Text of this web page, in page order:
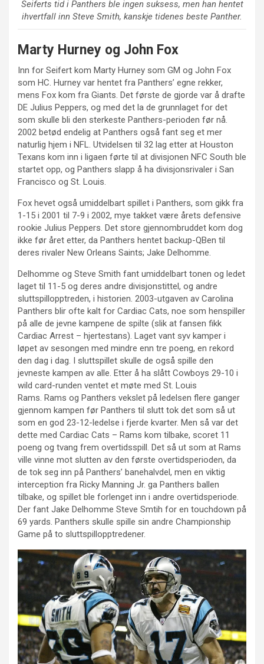
Seiferts tid i Panthers ble ingen suksess, men han hentet
ihvertfall inn Steve Smith, kanskje tidenes beste Panther.
Marty Hurney og John Fox
Inn for Seifert kom Marty Hurney som GM og John Fox
som HC. Hurney var hentet fra Panthers’ egne rekker,
mens Fox kom fra Giants. Det første de gjorde var å drafte
DE Julius Peppers, og med det la de grunnlaget for det
som skulle bli den sterkeste Panthers-perioden før nå.
2002 betød endelig at Panthers også fant seg et mer
naturlig hjem i NFL. Utvidelsen til 32 lag etter at Houston
Texans kom inn i ligaen førte til at divisjonen NFC South ble
startet opp, og Panthers slapp å ha divisjonsrivaler i San
Francisco og St. Louis.
Fox hevet også umiddelbart spillet i Panthers, som gikk fra
1-15 i 2001 til 7-9 i 2002, mye takket være årets defensive
rookie Julius Peppers. Det store gjennombruddet kom dog
ikke før året etter, da Panthers hentet backup-QBen til
deres rivaler New Orleans Saints; Jake Delhomme.
Delhomme og Steve Smith fant umiddelbart tonen og ledet
laget til 11-5 og deres andre divisjonstittel, og andre
sluttspillopptreden, i historien. 2003-utgaven av Carolina
Panthers blir ofte kalt for Cardiac Cats, noe som henspiller
på alle de jevne kampene de spilte (slik at fansen fikk
Cardiac Arrest – hjertestans). Laget vant syv kamper i
løpet av sesongen med mindre enn tre poeng, en rekord
den dag i dag. I sluttspillet skulle de også spille den
jevneste kampen av alle. Etter å ha slått Cowboys 29-10 i
wild card-runden ventet et møte med St. Louis
Rams. Rams og Panthers vekslet på ledelsen flere ganger
gjennom kampen før Panthers til slutt tok det som så ut
som en god 23-12-ledelse i fjerde kvarter. Men så var det
dette med Cardiac Cats – Rams kom tilbake, scoret 11
poeng og tvang frem overtidsspill. Det så ut som at Rams
ville vinne mot slutten av den første overtidsperioden, da
de tok seg inn på Panthers’ banehalvdel, men en viktig
interception fra Ricky Manning Jr. ga Panthers ballen
tilbake, og spillet ble forlenget inn i andre overtidsperiode.
Der fant Jake Delhomme Steve Smtih for en touchdown på
69 yards. Panthers skulle spille sin andre Championship
Game på to sluttspillopptredener.